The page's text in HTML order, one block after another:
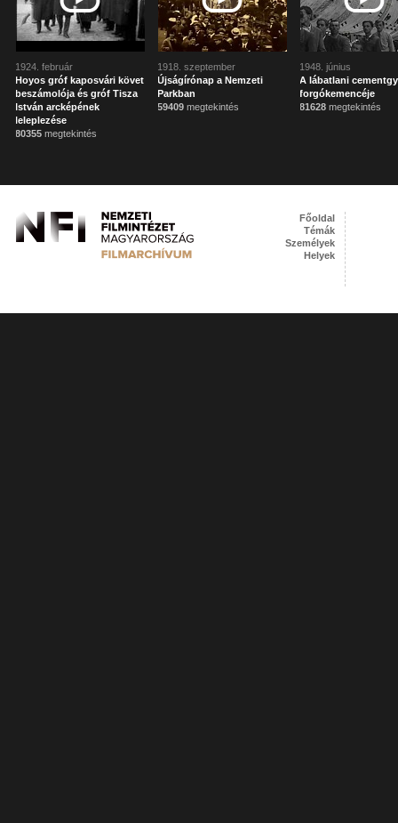
1924. február
Hoyos gróf kaposvári követ
beszámolója és gróf Tisza
István arcképének
leleplezése
80355 megtekintés
1918. szeptember
Újságírónap a Nemzeti
Parkban
59409 megtekintés
1948. június
A lábatlani
forgókemencéje
81628 megtekintés
Főoldal
Témák
Személyek
Helyek